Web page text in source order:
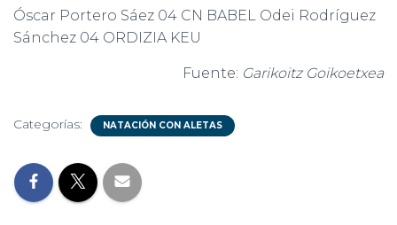
Óscar Portero Sáez 04 CN BABEL Odei Rodríguez
Sánchez 04 ORDIZIA KEU
Fuente: Garikoitz Goikoetxea
Categorías: NATACIÓN CON ALETAS